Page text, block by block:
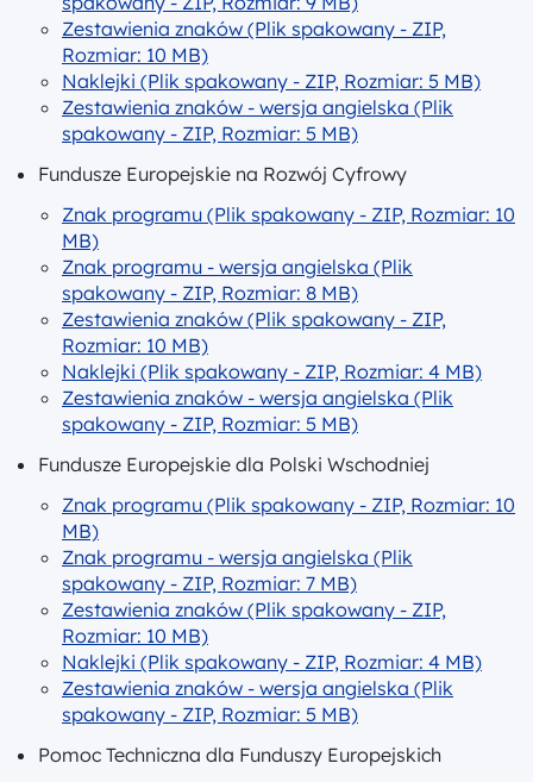
Zestawienia znaków (Plik spakowany - ZIP,
Rozmiar: 10 MB)
Naklejki (Plik spakowany - ZIP, Rozmiar: 5 MB)
Zestawienia znaków - wersja angielska (Plik
spakowany - ZIP, Rozmiar: 5 MB)
Fundusze Europejskie na Rozwój Cyfrowy
Znak programu (Plik spakowany - ZIP, Rozmiar: 10
MB)
Znak programu - wersja angielska (Plik
spakowany - ZIP, Rozmiar: 8 MB)
Zestawienia znaków (Plik spakowany - ZIP,
Rozmiar: 10 MB)
Naklejki (Plik spakowany - ZIP, Rozmiar: 4 MB)
Zestawienia znaków - wersja angielska (Plik
spakowany - ZIP, Rozmiar: 5 MB)
Fundusze Europejskie dla Polski Wschodniej
Znak programu (Plik spakowany - ZIP, Rozmiar: 10
MB)
Znak programu - wersja angielska (Plik
spakowany - ZIP, Rozmiar: 7 MB)
Zestawienia znaków (Plik spakowany - ZIP,
Rozmiar: 10 MB)
Naklejki (Plik spakowany - ZIP, Rozmiar: 4 MB)
Zestawienia znaków - wersja angielska (Plik
spakowany - ZIP, Rozmiar: 5 MB)
Pomoc Techniczna dla Funduszy Europejskich